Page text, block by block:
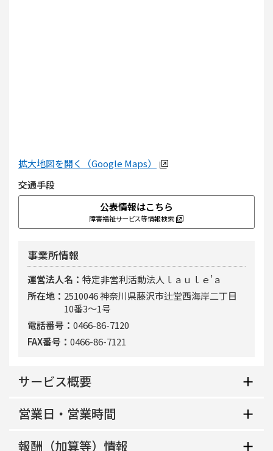
拡大地図を開く（Google Maps）
交通手段
公表情報はこちら
障害福祉サービス等情報検索
事業所情報
運営法人名
特定非営利活動法人ｌａｕｌｅ’ａ
所在地
2510046 神奈川県藤沢市辻堂西海岸二丁目
10番3～1号
電話番号
0466-86-7120
FAX番号
0466-86-7121
サービス概要
地域生活支援拠点等該当の有無
非該当
営業日・営業時間
報酬（加算等）情報